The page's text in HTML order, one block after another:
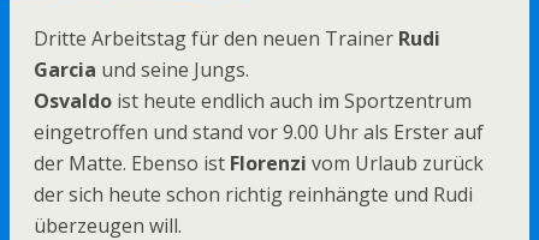
Dritte Arbeitstag für den neuen Trainer Rudi
Garcia und seine Jungs.
Osvaldo ist heute endlich auch im Sportzentrum
eingetroffen und stand vor 9.00 Uhr als Erster auf
der Matte. Ebenso ist Florenzi vom Urlaub zurück
der sich heute schon richtig reinhängte und Rudi
überzeugen will.